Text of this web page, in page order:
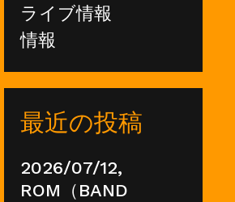
ライブ情報
情報
最近の投稿
2026/07/12,
ROM（BAND